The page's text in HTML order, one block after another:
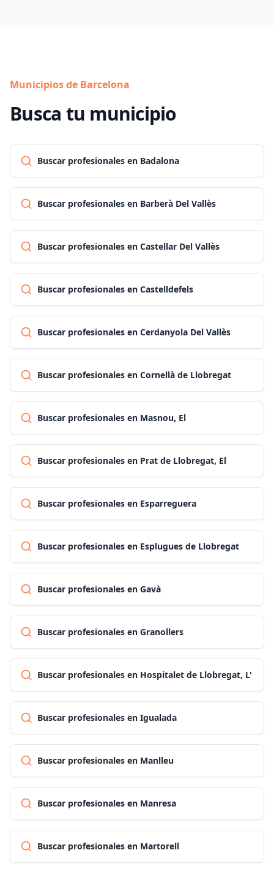
Municipios de Barcelona
Busca tu municipio
Buscar profesionales en Badalona
Buscar profesionales en Barberà Del Vallès
Buscar profesionales en Castellar Del Vallès
Buscar profesionales en Castelldefels
Buscar profesionales en Cerdanyola Del Vallès
Buscar profesionales en Cornellà de Llobregat
Buscar profesionales en Masnou, El
Buscar profesionales en Prat de Llobregat, El
Buscar profesionales en Esparreguera
Buscar profesionales en Esplugues de Llobregat
Buscar profesionales en Gavà
Buscar profesionales en Granollers
Buscar profesionales en Hospitalet de Llobregat, L'
Buscar profesionales en Igualada
Buscar profesionales en Manlleu
Buscar profesionales en Manresa
Buscar profesionales en Martorell